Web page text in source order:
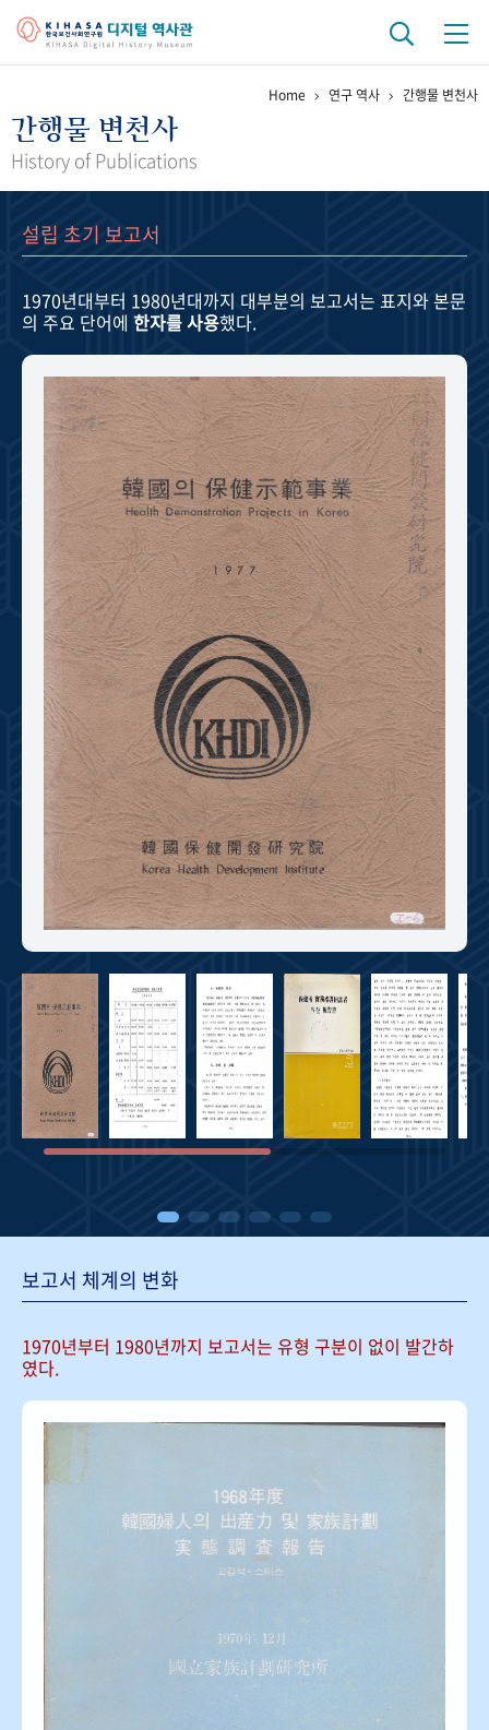
걸어온 길 기관 변천사
정책과 연구 키워드로 보는 연구 역사
연구자들
기록물 아카이브
사진 아카이브 문서 기록물 행정박물 영상 기록물
주년 기념
성과 50선 숫자로 보는 50년 50+1주년 광장
세계와 함께 한 KIHASA
VR 역사관
Home 연구 역사 간행물 변천사
간행물 변천사
History of Publications
설립 초기 보고서
1970년대부터 1980년대까지 대부분의 보고서는 표지와 본문
의 주요 단어에 한자를 사용했다.
보고서 체계의 변화
1970년부터 1980년까지 보고서는 유형 구분이 없이 발간하
였다.